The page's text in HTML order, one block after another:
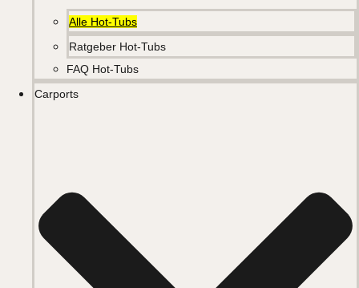
Alle Hot-Tubs
Ratgeber Hot-Tubs
FAQ Hot-Tubs
Carports